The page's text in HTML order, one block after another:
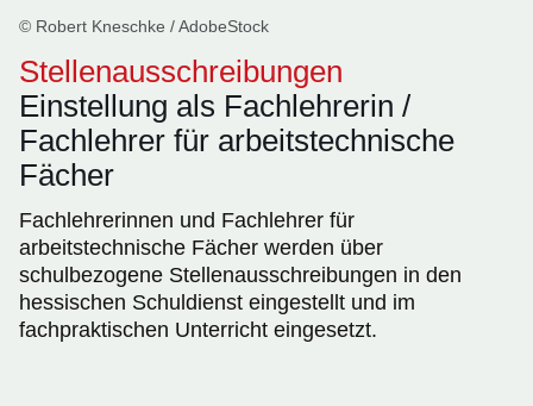
© Robert Kneschke / AdobeStock
Stellenausschreibungen
Einstellung als Fachlehrerin /
Fachlehrer für arbeitstechnische
Fächer
Fachlehrerinnen und Fachlehrer für
arbeitstechnische Fächer werden über
schulbezogene Stellenausschreibungen in den
hessischen Schuldienst eingestellt und im
fachpraktischen Unterricht eingesetzt.